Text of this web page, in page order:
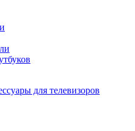
для телевизоров